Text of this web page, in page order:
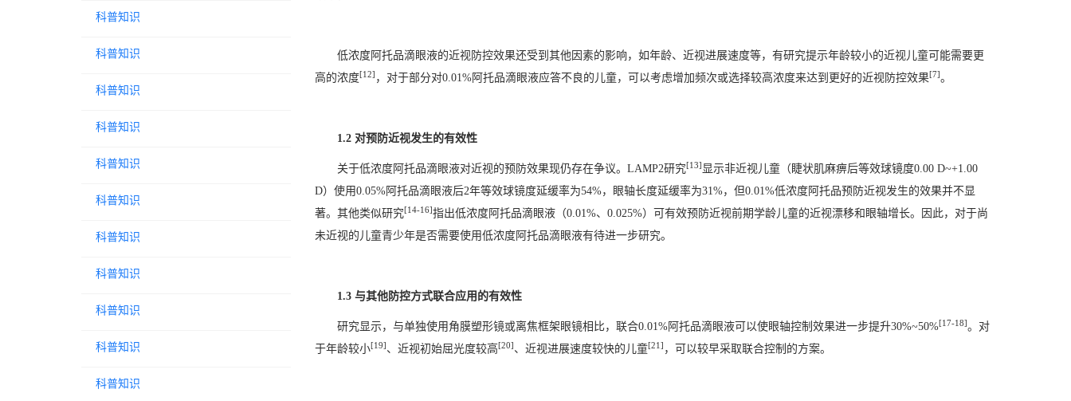
低浓度阿托品滴眼液的近视防控效果还受到其他因素的影响，如年龄、近视进展速度等，有研究提示年龄较小的近视儿童可能需要更
高的浓度[12] ，对于部分对0.01%阿托品滴眼液应答不良的儿童，可以考虑增加频次或选择较高浓度来达到更好的近视防控效果[7]。
1.2 对预防近视发生的有效性
关于低浓度阿托品滴眼液对近视的预防效果现仍存在争议。LAMP2研究[13] 显示非近视儿童（睫状肌麻痹后等效球镜度0.00 D~+1.00
D）使用0.05%阿托品滴眼液后2年等效球镜度延缓率为54%，眼轴长度延缓率为31%，但0.01%低浓度阿托品预防近视发生的效果并不显
著。其他类似研究[14-16]指出低浓度阿托品滴眼液（0.01%、0.025%）可有效预防近视前期学龄儿童的近视漂移和眼轴增长。因此，对于尚
未近视的儿童青少年是否需要使用低浓度阿托品滴眼液有待进一步研究。
1.3 与其他防控方式联合应用的有效性
研究显示，与单独使用角膜塑形镜或离焦框架眼镜相比，联合0.01%阿托品滴眼液可以使眼轴控制效果进一步提升30%~50%[17-18]。对
于年龄较小[19] 、近视初始屈光度较高[20] 、近视进展速度较快的儿童[21] ，可以较早采取联合控制的方案。
科普知识
科普知识
科普知识
科普知识
科普知识
科普知识
科普知识
科普知识
科普知识
科普知识
科普知识